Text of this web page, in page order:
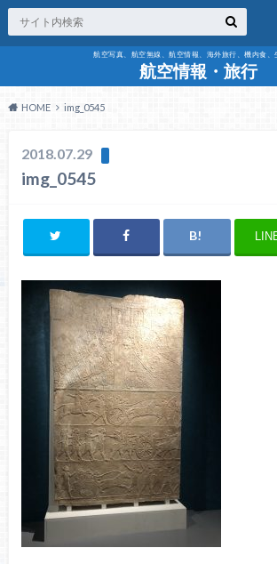
航空写真、航空無線、航空情報、海外旅行、機内食、
航空情報・旅行
HOME img_0545
2018.07.29
img_0545